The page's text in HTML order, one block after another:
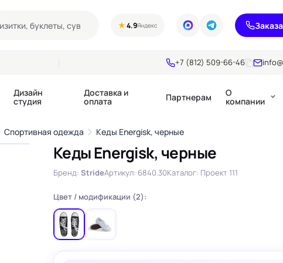
★4.9Яндекс
+7 (812) 509-66-46
Календари квартальные
Календари настольные
Календари Трио
Воблеры
Диспенсеры
Некхенгеры
Флажки бумажные
Шелфтокеры
Брошюры
Дизайн
студия
Доставка и
оплата Партнерам О
компании
Спортивная одежда Кеды Energisk, черные
›
1/4
Кеды Energisk, черные
Бренд: StrideАртикул: 6840.30Каталог: Проект 111
Цвет / модификации (2):